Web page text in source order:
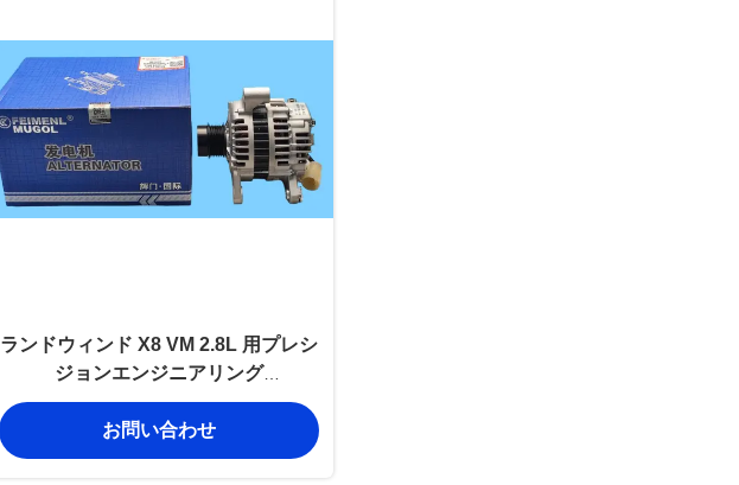
ランドウィンド X8 VM 2.8L 用プレシ
ジョンエンジニアリング
3701100RLA オルタネーター、信頼
性の高い電力供給を実現。
お問い合わせ